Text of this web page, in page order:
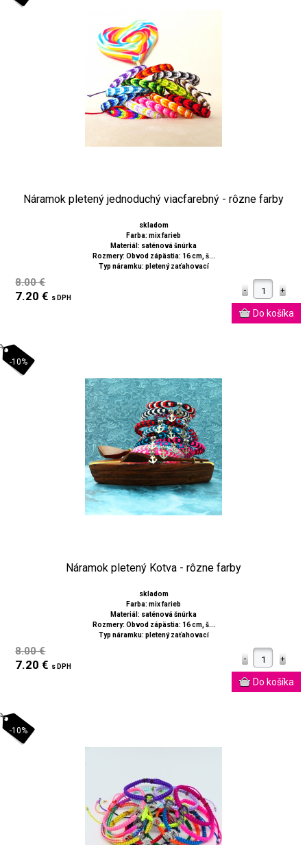
Náramok pletený jednoduchý viacfarebný - rôzne farby
skladom
Farba: mix farieb
Materiál: saténová šnúrka
Rozmery: Obvod zápästia: 16 cm, š...
Typ náramku: pletený zaťahovací
8.00 €
7.20 € s DPH
-10%
Náramok pletený Kotva - rôzne farby
skladom
Farba: mix farieb
Materiál: saténová šnúrka
Rozmery: Obvod zápästia: 16 cm, š...
Typ náramku: pletený zaťahovací
8.00 €
7.20 € s DPH
-10%